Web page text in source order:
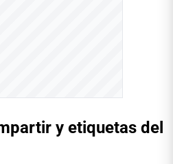
y etiquetas del